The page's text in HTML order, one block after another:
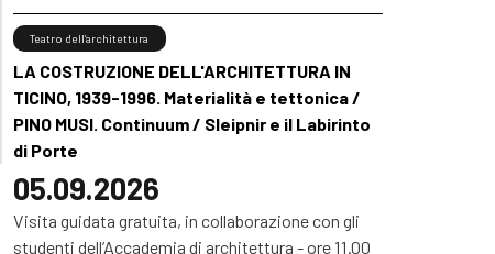
LA COSTRUZIONE DELL'ARCHITETTURA IN
TICINO, 1939-1996. Materialità e tettonica /
PINO MUSI. Continuum / Sleipnir e il Labirinto
di Porte
05.09.2026
Teatro dell’architettura
Visita guidata gratuita, in collaborazione con gli
studenti dell’Accademia di architettura - ore 11.00